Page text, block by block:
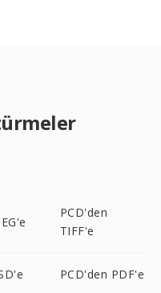
PCD'den
TIFF'e
PCD'den PDF'e